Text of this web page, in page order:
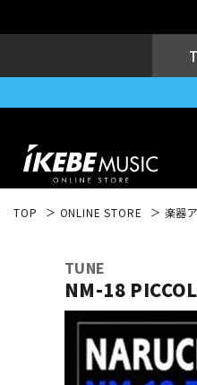
キーボー
TOP ONLINE STORE 楽器
TUNE
NM-18